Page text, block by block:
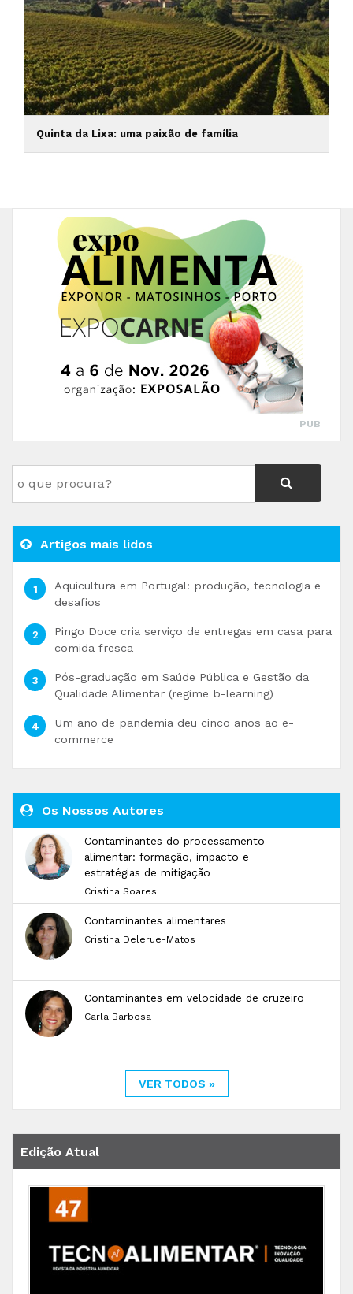
Quinta da Lixa: uma paixão de família
PUB
Artigos mais lidos
Aquicultura em Portugal: produção, tecnologia e
desafios
Pingo Doce cria serviço de entregas em casa para
comida fresca
Pós-graduação em Saúde Pública e Gestão da
Qualidade Alimentar (regime b-learning)
Um ano de pandemia deu cinco anos ao e-
commerce
Os Nossos Autores
Contaminantes do processamento
alimentar: formação, impacto e
estratégias de mitigação
Cristina Soares
Contaminantes alimentares
Cristina Delerue-Matos
Contaminantes em velocidade de cruzeiro
Carla Barbosa
VER TODOS »
Edição Atual